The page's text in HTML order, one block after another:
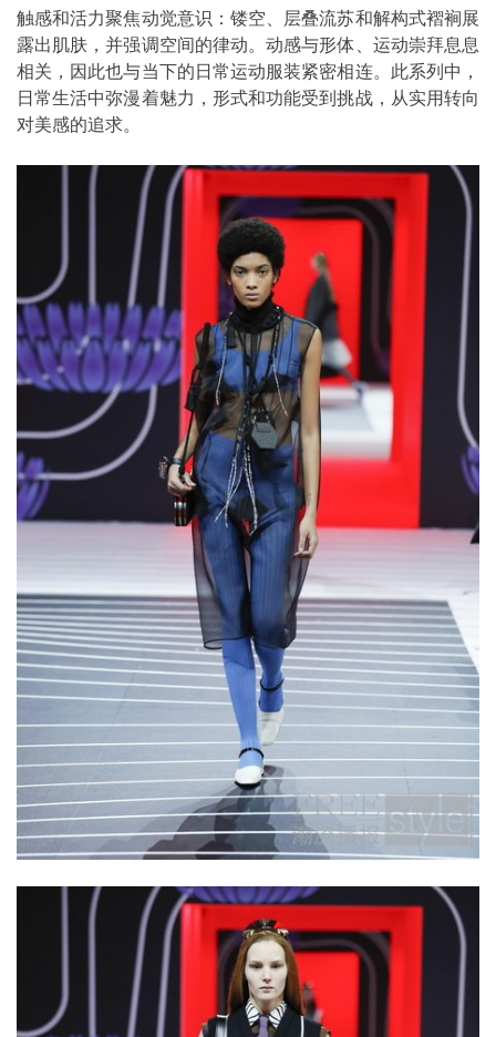
触感和活力聚焦动觉意识：镂空、层叠流苏和解构式褶裥展
露出肌肤，并强调空间的律动。动感与形体、运动崇拜息息
相关，因此也与当下的日常运动服装紧密相连。此系列中，
日常生活中弥漫着魅力，形式和功能受到挑战，从实用转向
对美感的追求。